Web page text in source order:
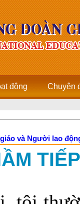
động Chuyên
và Người lao